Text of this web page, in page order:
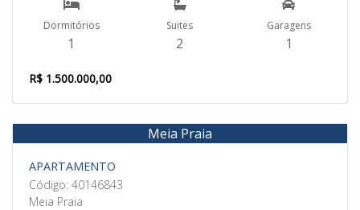
Dormitórios
1
Suites
2
Garagens
1
R$ 1.500.000,00
Venda
Meia Praia
APARTAMENTO
Código: 40146843
Meia Praia